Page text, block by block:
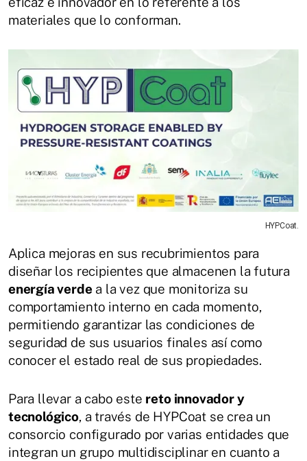
materiales que lo conforman.
HYPCoat.
Aplica mejoras en sus recubrimientos para
diseñar los recipientes que almacenen la futura
energía verdea la vez que monitoriza su
comportamiento interno en cada momento,
permitiendo garantizar las condiciones de
seguridad de sus usuarios finales así como
conocer el estado real de sus propiedades.
Para llevar a cabo este reto innovador y
tecnológico, a través de HYPCoat se crea un
consorcio configurado por varias entidades que
integran un grupo multidisciplinar en cuanto a